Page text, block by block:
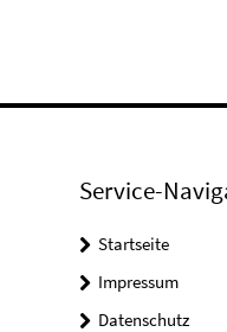
Service-
Startseite
Impressum
Datenschutz